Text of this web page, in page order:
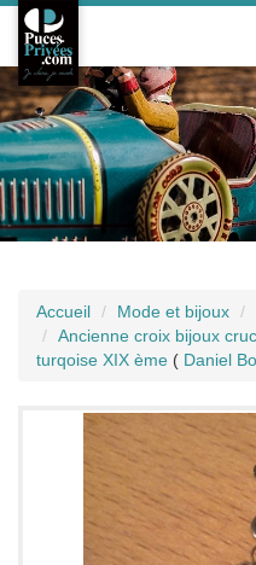
Accueil Mode et bijoux
Ancienne croix bijoux
turqoise XIX ème ( Daniel